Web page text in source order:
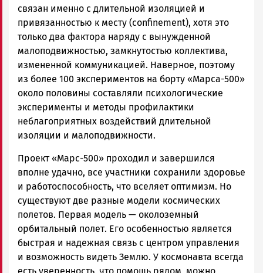
связан именно с длительной изоляцией и
привязанностью к месту (confinement), хотя это
только два фактора наряду с вынужденной
малоподвижностью, замкнутостью коллектива,
измененной коммуникацией. Наверное, поэтому
из более 100 экспериментов на борту «Марса-500»
около половины составляли психологические
эксперименты и методы профилактики
неблагоприятных воздействий длительной
изоляции и малоподвижности.
Проект «Марс-500» проходил и завершился
вполне удачно, все участники сохранили здоровье
и работоспособность, что вселяет оптимизм. Но
существуют две разные модели космических
полетов. Первая модель — околоземный
орбитальный полет. Его особенностью является
быстрая и надежная связь с центром управления
и возможность видеть Землю. У космонавта всегда